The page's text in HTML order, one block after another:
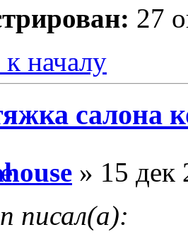
27
началу
салона
» 15 дек
писал(а):